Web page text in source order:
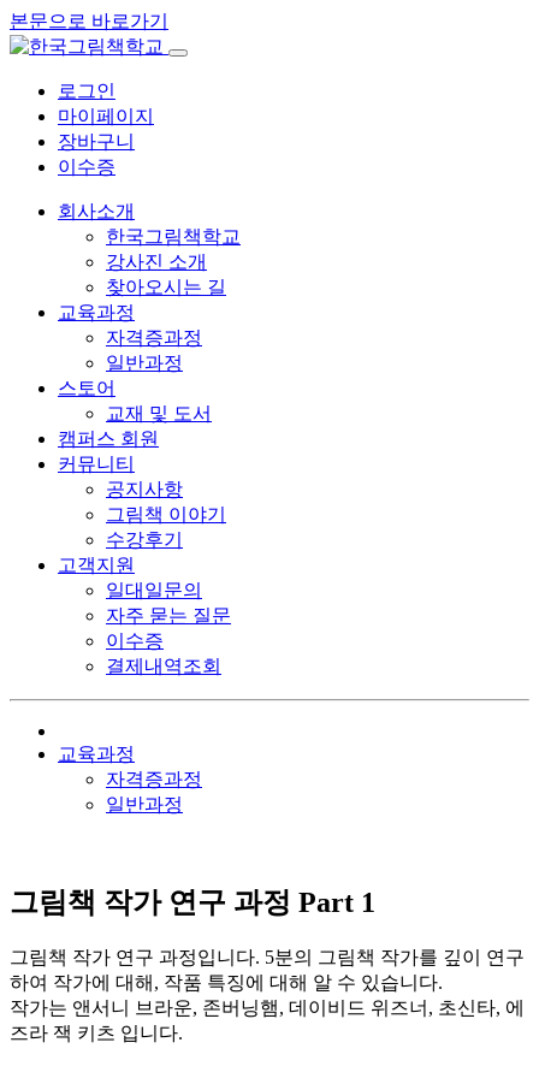
본문으로 바로가기
로그인
마이페이지
장바구니
이수증
회사소개
한국그림책학교
강사진 소개
찾아오시는 길
교육과정
자격증과정
일반과정
스토어
교재 및 도서
캠퍼스 회원
커뮤니티
공지사항
그림책 이야기
수강후기
고객지원
일대일문의
자주 묻는 질문
이수증
결제내역조회
교육과정
자격증과정
일반과정
그림책 작가 연구 과정 Part 1
그림책 작가 연구 과정입니다. 5분의 그림책 작가를 깊이 연구
하여 작가에 대해, 작품 특징에 대해 알 수 있습니다.
작가는 앤서니 브라운, 존버닝햄, 데이비드 위즈너, 초신타, 에
즈라 잭 키츠 입니다.